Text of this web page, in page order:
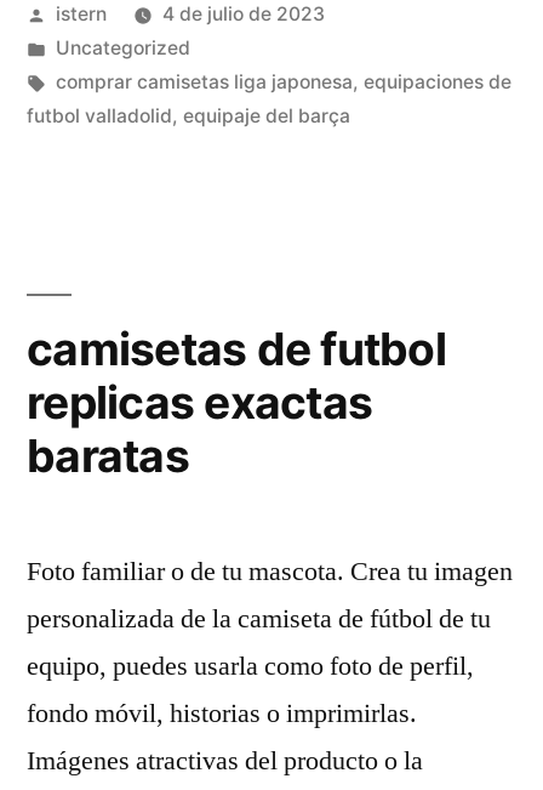
futbol»
Publicado
por
istern
4 de julio de 2023
Publicado
en
Uncategorized
Etiquetas:
comprar camisetas liga japonesa, equipaciones de
futbol valladolid, equipaje del barça
camisetas de futbol
replicas exactas
baratas
Foto familiar o de tu mascota. Crea tu imagen
personalizada de la camiseta de fútbol de tu
equipo, puedes usarla como foto de perfil,
fondo móvil, historias o imprimirlas.
Imágenes atractivas del producto o la